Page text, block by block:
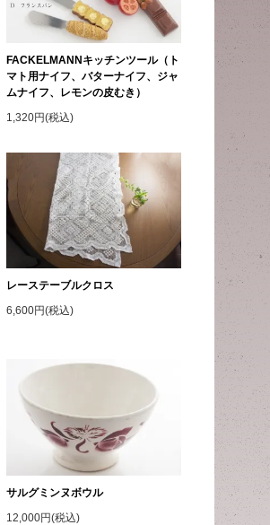
FACKELMANNキッチンツール（ト
マト用ナイフ、バターナイフ、ジャ
ムナイフ、レモンの皮むき）
1,320円(税込)
レーステーブルクロス
6,600円(税込)
サルグミンヌボウル
12,000円(税込)